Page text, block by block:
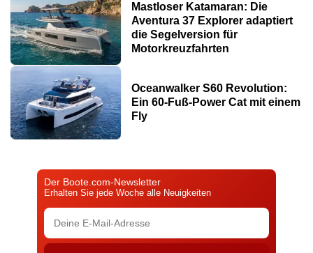
Mastloser Katamaran: Die
Aventura 37 Explorer adaptiert
die Segelversion für
Motorkreuzfahrten
Oceanwalker S60 Revolution:
Ein 60-Fuß-Power Cat mit einem
Fly
Der Boote.com-Newsletter
Erhalten Sie jede Woche alle Neuigkeiten